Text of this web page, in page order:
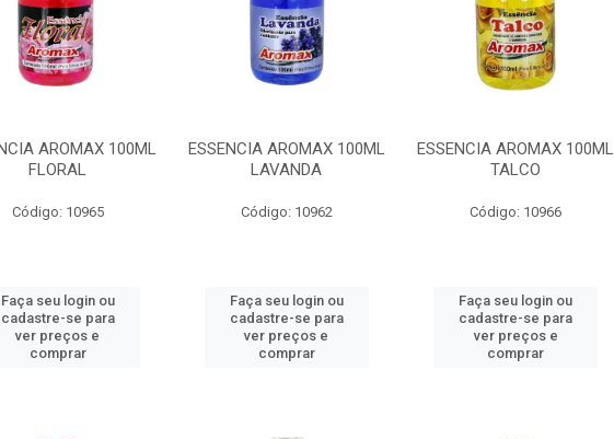
AROMAX 100ML
FLORAL
Código: 10965
Faça seu login ou
cadastre-se para
ver preços e
comprar
ESSENCIA AROMAX 100ML
LAVANDA
Código: 10962
Faça seu login ou
cadastre-se para
ver preços e
comprar
ESSENCIA AROMAX 100ML
TALCO
Código: 10966
Faça seu login ou
cadastre-se para
ver preços e
comprar